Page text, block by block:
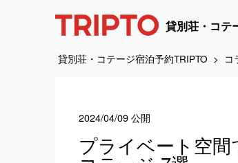
貸別荘・コテ
貸別荘・コテージ宿泊予約TRIPTO コ
2024/04/09 公開
プライベート空